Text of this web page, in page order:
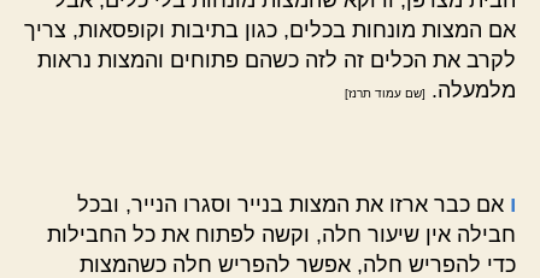
אם המצות מונחות בכלים, כגון בתיבות וקופסאות, צריך
לקרב את הכלים זה לזה כשהם פתוחים והמצות נראות
מלמעלה.
[שם עמוד תרנז]
ו אם כבר ארזו את המצות בנייר וסגרו הנייר, ובכל
חבילה אין שיעור חלה, וקשה לפתוח את כל החבילות
כדי להפריש חלה, אפשר להפריש חלה כשהמצות